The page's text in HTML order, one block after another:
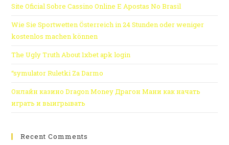
Site Oficial Sobre Cassino Online E Apostas No Brasil
Wie Sie Sportwetten Österreich in 24 Stunden oder weniger
kostenlos machen können
The Ugly Truth About 1xbet apk login
“symulator Ruletki Za Darmo
Онлайн казино Dragon Money Драгон Мани как начать
играть и выигрывать
Recent Comments